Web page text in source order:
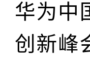
华为中
创新峰